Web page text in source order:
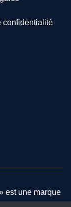
confidentialité
est une marque